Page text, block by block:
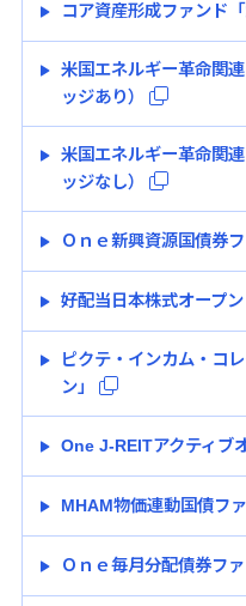
コア資産形成ファンド
米国エネルギー革命関
ッジあり）
米国エネルギー革命関
ッジなし）
Ｏｎｅ新興資源国債券
好配当日本株式オープ
ピクテ・インカム・コ
ン」
One J-REITアクティブ
MHAM物価連動国債フ
Ｏｎｅ毎月分配債券フ